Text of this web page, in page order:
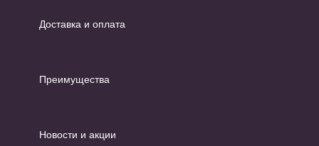
Доставка и оплата
Преимущества
Новости и акции